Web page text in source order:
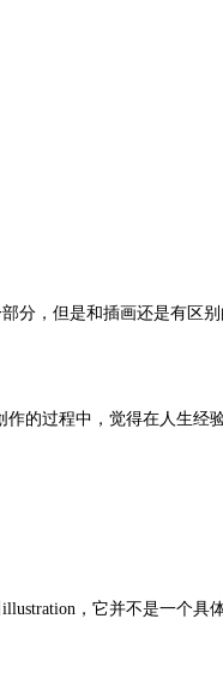
，但是和插画还是有区
的过程中，觉得在人生经
，它并不是一个具